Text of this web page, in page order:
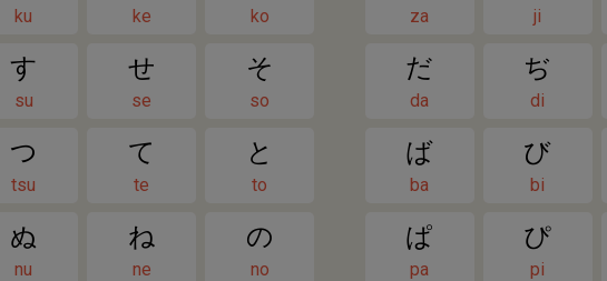
ku ke ko
す
su
せ
se
そ
so
つ
tsu
て
te
と
to
ぬ
nu
ね
ne
の
no
za ji
だ
da
ぢ
di
ば
ba
び
bi
ぱ
pa
ぴ
pi